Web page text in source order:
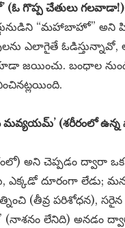
గొప్ప చేతులు
“మహాబాహో”
ఎలాగైతే
జయించు. బంధాల
(శరీరంలో ఉన్న
అని చెప్పడం ద్వారా
ఎక్కడో దూరంగా లేడు;
(తీవ్ర పరిశోధన),
(నాశనం లేనిది) అనడం